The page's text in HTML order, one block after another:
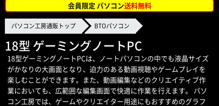
会員限定 パソコン送料無料
パソコン工房通販トップ BTOパソコン
18型 ゲーミングノートPC
18型ゲーミングノートPCは、ノートパソコンの中でも液晶サイズ
がかなりの大画面となり、迫力のある動画視聴やゲームプレイを
楽しむことができます。また、動画編集などのクリエイティブ作
業においても、広範囲な編集画面で快適に作業を行えます。 パソ
コン工房では、ゲームやクリエイター用途にもおすすめのグラフ